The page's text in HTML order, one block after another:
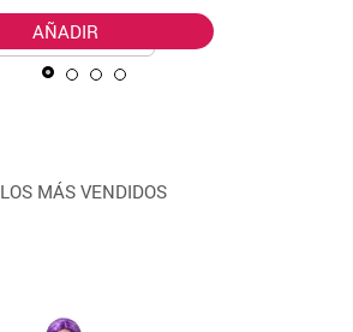
AÑADIR
LOS MÁS VENDIDOS